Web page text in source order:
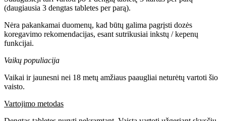
(daugiausia 3 dengtas tabletes per parą).
Nėra pakankamai duomenų, kad būtų galima pagrįsti dozės
koregavimo rekomendacijas, esant sutrikusiai inkstų / kepenų
funkcijai.
Vaikų populiacija
Vaikai ir jaunesni nei 18 metų amžiaus paaugliai neturėtų vartoti šio
vaisto.
Vartojimo metodas